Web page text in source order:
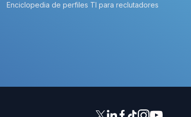
Enciclopedia de perfiles TI para reclutadores